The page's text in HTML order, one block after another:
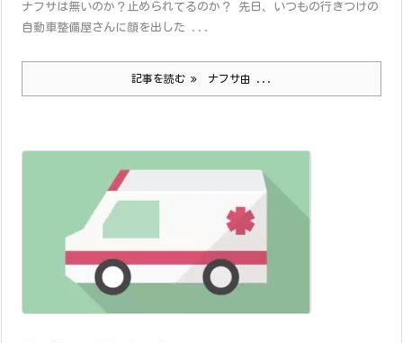
ナフサは無いのか？止められてるのか？ 先日、いつもの行きつけの
自動車整備屋さんに顔を出した ...
記事を読む ナフサ由 ...